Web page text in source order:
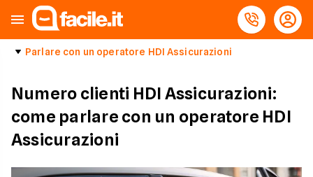
Parlare con un operatore HDI Assicurazioni
Numero clienti HDI Assicurazioni:
come parlare con un operatore HDI
Assicurazioni